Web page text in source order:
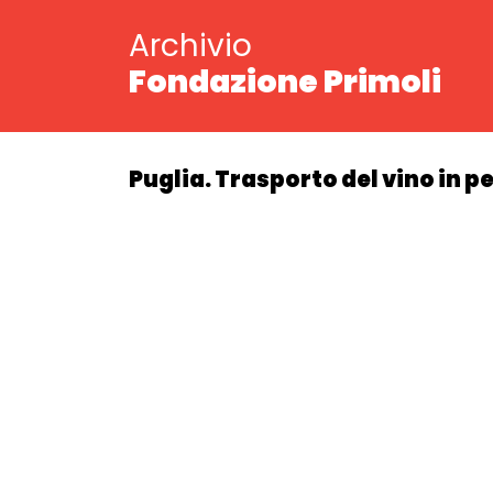
Archivio
Fondazione Primoli
Puglia. Trasporto del vino in